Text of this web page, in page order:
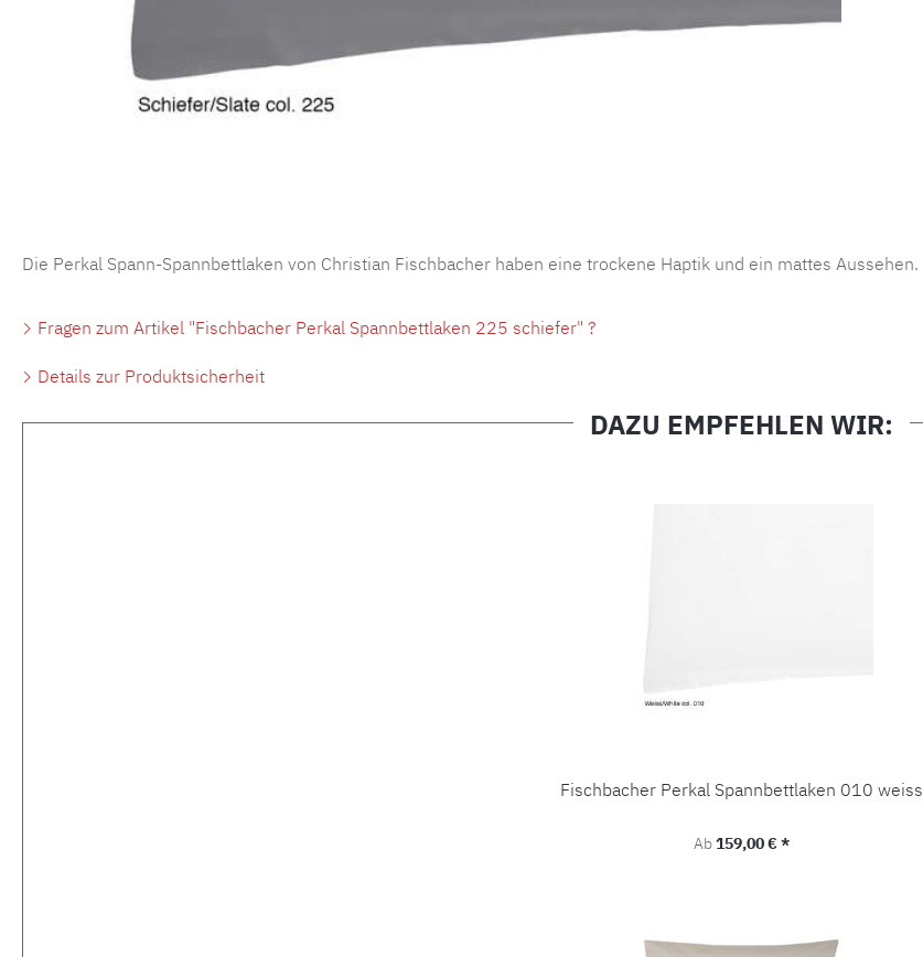
Die Perkal Spann-Spannbettlaken von Christian Fischbacher haben eine trockene Haptik und ein mattes Aussehen.
Fragen zum Artikel "Fischbacher Perkal Spannbettlaken 225 schiefer" ?
Details zur Produktsicherheit
DAZU EMPFEHLEN WIR:
Fischbacher Perkal Spannbettlaken 010 weiss
Regulärer Preis:
Ab159,00 € *